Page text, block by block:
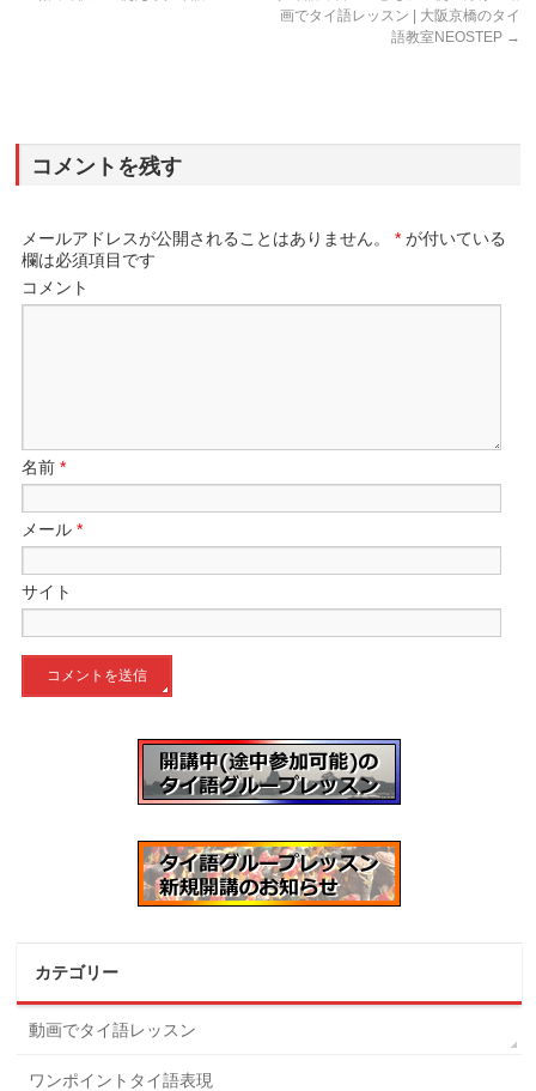
画でタイ語レッスン | 大阪京橋のタイ
語教室NEOSTEP →
コメントを残す
メールアドレスが公開されることはありません。 * が付いている
欄は必須項目です
コメント
名前*
メール*
サイト
カテゴリー
動画でタイ語レッスン
ワンポイントタイ語表現